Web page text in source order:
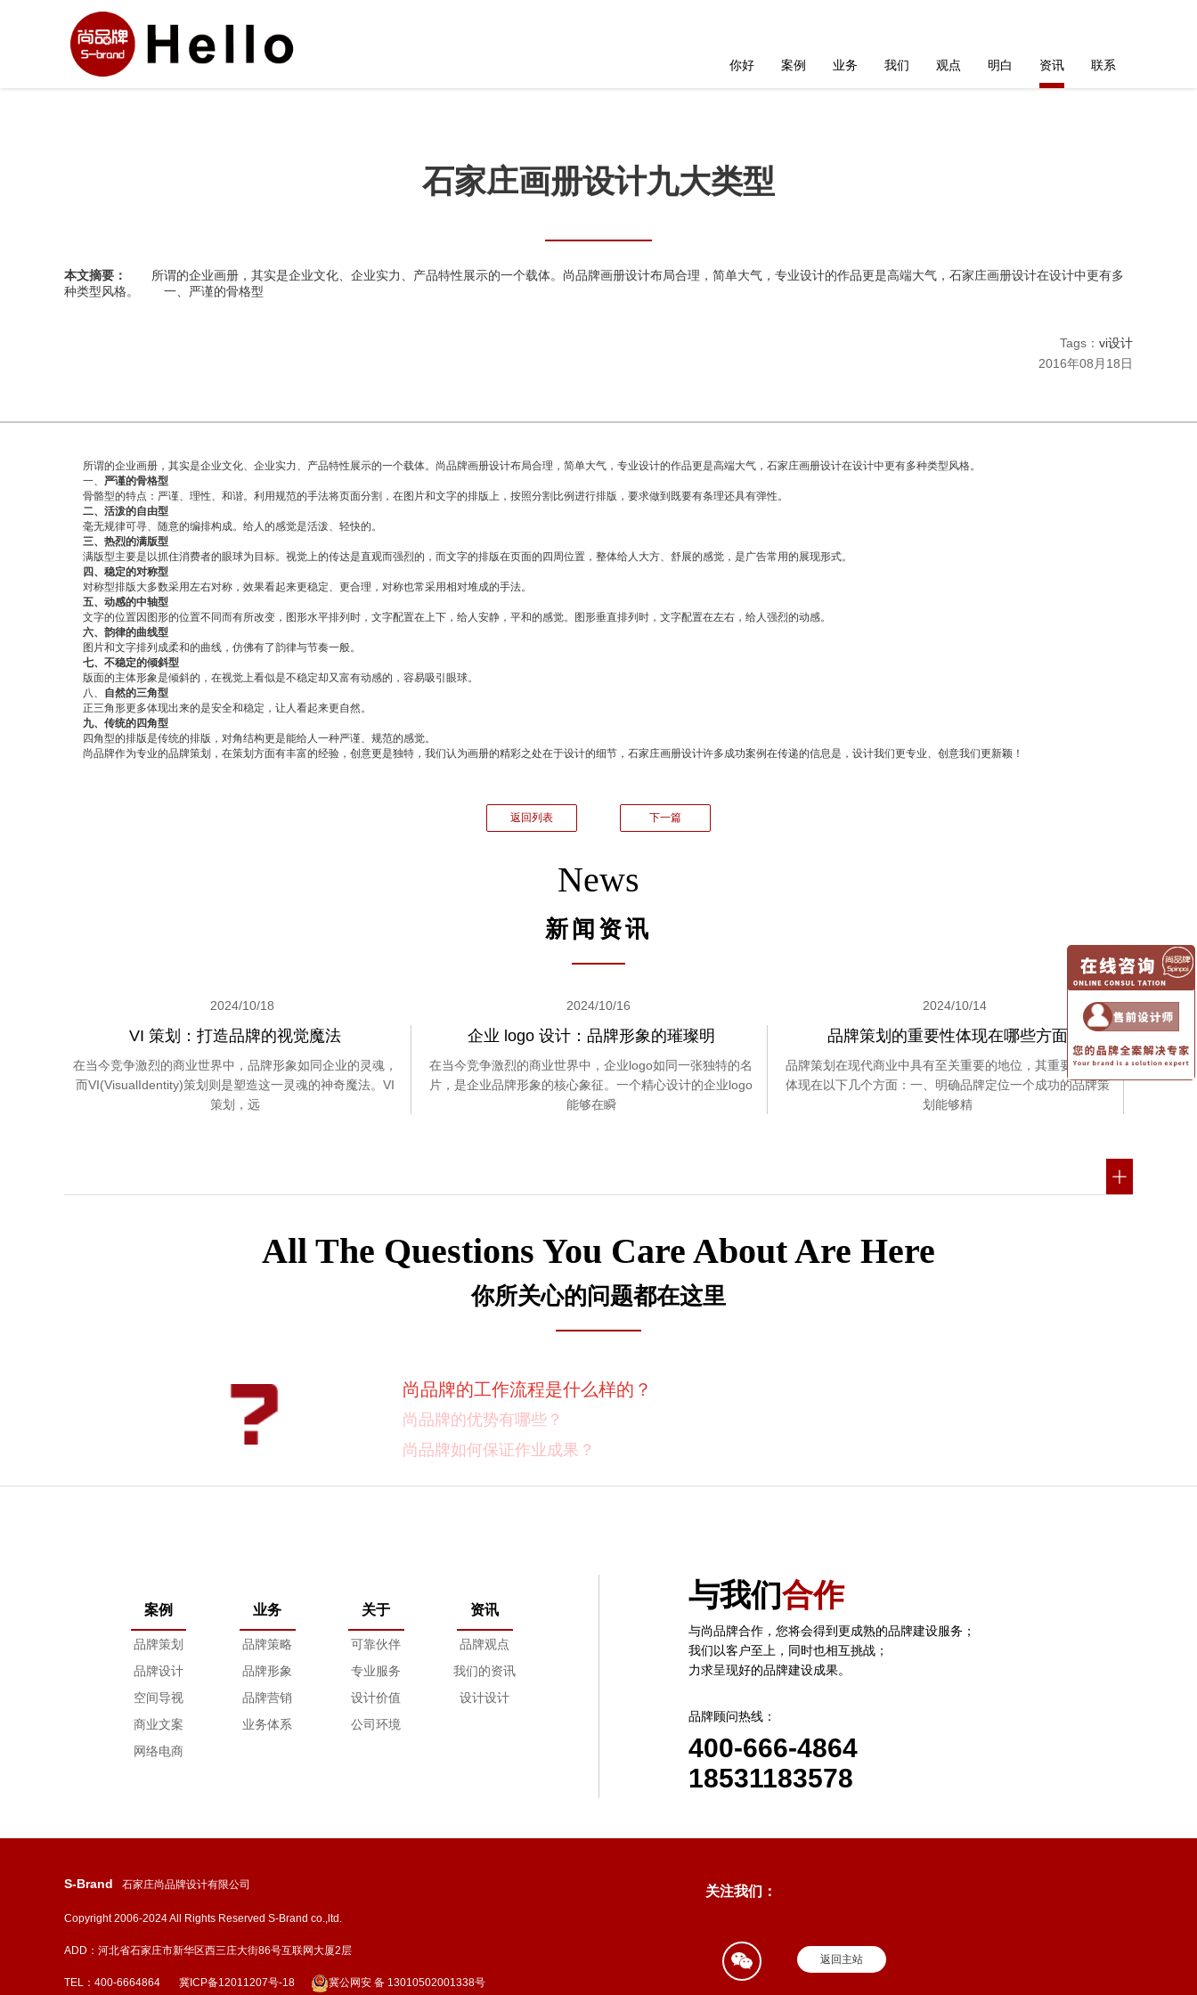
你好 案例 业务 我们 观点 明白 资讯 联系
石家庄画册设计九大类型
本文摘要：
所谓的企业画册，其实是企业文化、企业实力、产品特性展示的一个载体。尚品牌画册设计布局合理，简单大气，专业设计的作品更是高端大气，石家庄画册设计在设计中更有多
种类型风格。 一、严谨的骨格型
Tags： vi设计
2016年08月18日
所谓的企业画册，其实是企业文化、企业实力、产品特性展示的一个载体。尚品牌画册设计布局合理，简单大气，专业设计的作品更是高端大气，石家庄画册设计在设计中更有多种类型风格。
一、 严谨的骨格型
骨骼型的特点：严谨、理性、和谐。利用规范的手法将页面分割，在图片和文字的排版上，按照分割比例进行排版，要求做到既要有条理还具有弹性。
二、活泼的自由型
毫无规律可寻、随意的编排构成。给人的感觉是活泼、轻快的。
三、热烈的满版型
满版型主要是以抓住消费者的眼球为目标。视觉上的传达是直观而强烈的，而文字的排版在页面的四周位置，整体给人大方、舒展的感觉，是广告常用的展现形式。
四、稳定的对称型
对称型排版大多数采用左右对称，效果看起来更稳定、更合理，对称也常采用相对堆成的手法。
五、动感的中轴型
文字的位置因图形的位置不同而有所改变，图形水平排列时，文字配置在上下，给人安静，平和的感觉。图形垂直排列时，文字配置在左右，给人强烈的动感。
六、韵律的曲线型
图片和文字排列成柔和的曲线，仿佛有了韵律与节奏一般。
七、不稳定的倾斜型
版面的主体形象是倾斜的，在视觉上看似是不稳定却又富有动感的，容易吸引眼球。
八、 自然的三角型
正三角形更多体现出来的是安全和稳定，让人看起来更自然。
九、传统的四角型
四角型的排版是传统的排版，对角结构更是能给人一种严谨、规范的感觉。
尚品牌作为专业的品牌策划，在策划方面有丰富的经验，创意更是独特，我们认为画册的精彩之处在于设计的细节，石家庄画册设计许多成功案例在传递的信息是，设计我们更专业、创意我们更新颖！
返回列表 下一篇
News
新闻资讯
2024/10/18
VI 策划：打造品牌的视觉魔法
在当今竞争激烈的商业世界中，品牌形象如同企业的灵魂，
而VI(VisualIdentity)策划则是塑造这一灵魂的神奇魔法。VI
策划，远
2024/10/16
企业 logo 设计：品牌形象的璀璨明
在当今竞争激烈的商业世界中，企业logo如同一张独特的名
片，是企业品牌形象的核心象征。一个精心设计的企业logo
能够在瞬
2024/10/14
品牌策划的重要性体现在哪些方面
品牌策划在现代商业中具有至关重要的地位，其重要性主要
体现在以下几个方面：一、明确品牌定位一个成功的品牌策
划能够精
All The Questions You Care About Are Here
你所关心的问题都在这里
尚品牌的价格体系是什么样的？
尚品牌的工作流程是什么样的？
尚品牌的优势有哪些？
项目启动之前您需要给我们提供什么资料？
怎样保证项目进度按时完成？
设计过程中双方怎样进行沟通？
如果在设计的过程中出现问题怎么处理？
尚品牌的价格体系是什么样的？
案例
品牌策划
品牌设计
空间导视
商业文案
网络电商
业务
品牌策略
品牌形象
品牌营销
业务体系
关于
可靠伙伴
专业服务
设计价值
公司环境
资讯
品牌观点
我们的资讯
设计设计
与我们合作
与尚品牌合作，您将会得到更成熟的品牌建设服务；
我们以客户至上，同时也相互挑战；
力求呈现好的品牌建设成果。
品牌顾问热线：
400-666-4864
18531183578
S-Brand 石家庄尚品牌设计有限公司
Copyright 2006-2024 All Rights Reserved S-Brand co.,ltd.
ADD：河北省石家庄市新华区西三庄大街86号互联网大厦2层
TEL：400-6664864 冀ICP备12011207号-18 冀公网安 备 13010502001338号
关注我们：
返回主站